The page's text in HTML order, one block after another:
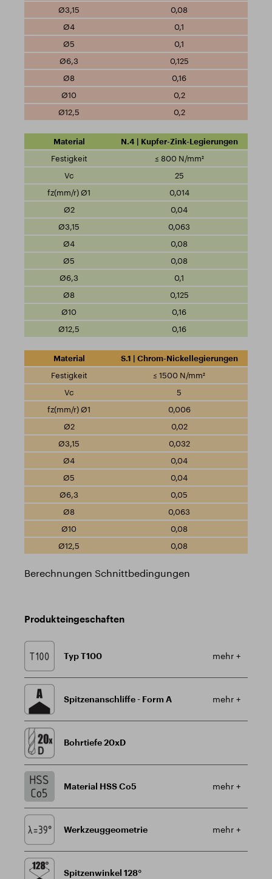
0,08
0,1
0,1
0,125
0,16
0,2
0,2
N.4 | Kupfer-Zink-Legierungen
≤ 800 N/mm²
25
0,014
0,04
0,063
0,08
0,08
0,1
0,125
0,16
0,16
S.1 | Chrom-Nickellegierungen
≤ 1500 N/mm²
5
0,006
0,02
0,032
0,04
0,04
0,05
0,063
0,08
0,08
Berechnungen Schnittbedingungen
Produkteingeschaften
Typ T100 mehr +
Spitzenanschliffe - Form A mehr +
Bohrtiefe 20xD
Material HSS Co5 mehr +
Werkzeuggeometrie mehr +
Spitzenwinkel 128°